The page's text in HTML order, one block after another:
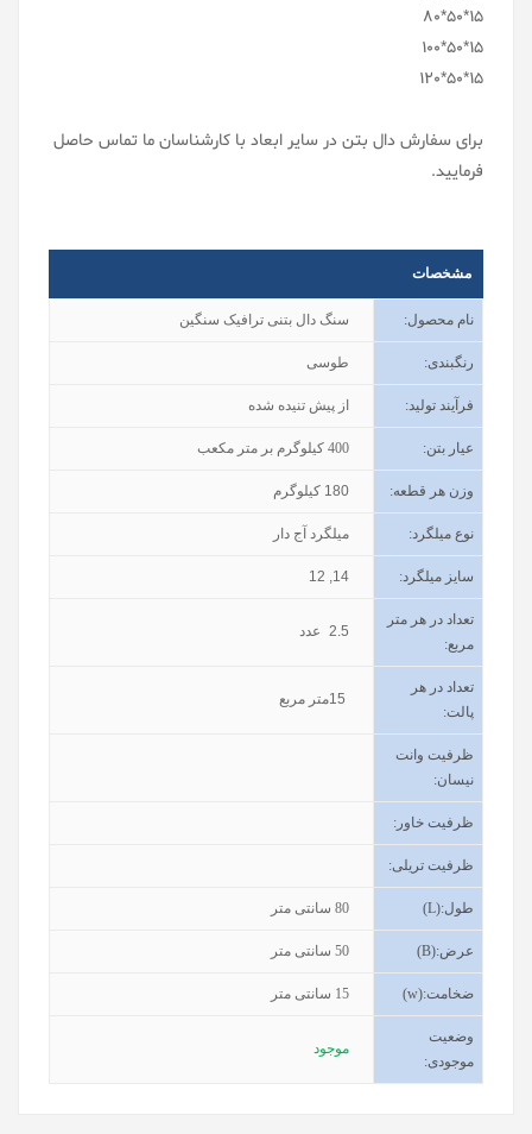
15*50*80
15*50*100
15*50*120
برای سفارش دال بتن در سایر ابعاد با کارشناسان ما تماس حاصل
فرمایید.
مشخصات
نام محصول: سنگ دال بتنی ترافیک سنگین
رنگبندی: طوسی
فرآیند تولید: از پیش تنیده شده
عیار بتن:
400 کیلوگرم بر متر مکعب
وزن هر قطعه: 180 کیلوگرم
نوع میلگرد: میلگرد آج دار
سایز میلگرد: 12 ,14
تعداد در هر متر
مربع:
2.5 عدد
تعداد در هر
پالت:
15متر مربع
ظرفیت وانت
نیسان:
ظرفیت خاور :
ظرفیت تریلی:
طول(L):
80 سانتی متر
عرض(B):
50 سانتی متر
ضخامت(w):
15 سانتی متر
وضعیت
موجودی:
موجود